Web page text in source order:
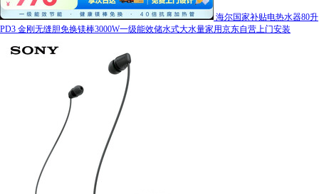
海尔国家补贴电热水器80升
PD3 金刚无缝胆免换镁棒3000W一级能效储水式大水量家用京东自营上门安装